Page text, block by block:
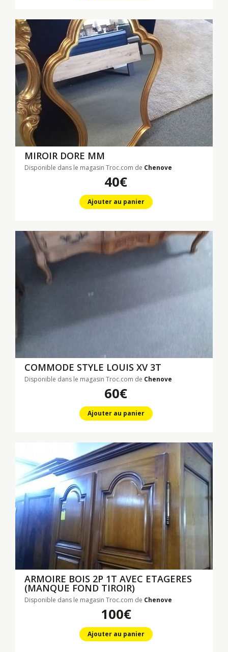
MIROIR DORE MM
Disponible dans le magasin Troc.com de Chenove
40€
Ajouter au panier
COMMODE STYLE LOUIS XV 3T
Disponible dans le magasin Troc.com de Chenove
60€
Ajouter au panier
ARMOIRE BOIS 2P 1T AVEC ETAGERES
(MANQUE FOND TIROIR)
Disponible dans le magasin Troc.com de Chenove
100€
Ajouter au panier